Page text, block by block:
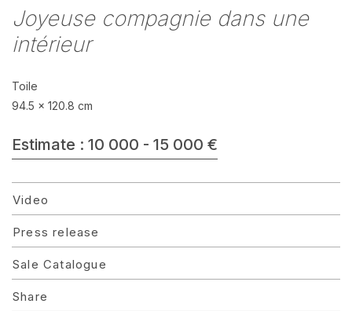
Joyeuse compagnie dans une
intérieur
Toile
94.5 x 120.8 cm
Estimate : 10 000 - 15 000 €
Video
Press release
Sale Catalogue
Share